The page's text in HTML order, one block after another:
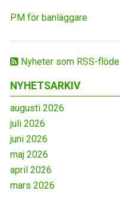
Nyheter som RSS-flöde
NYHETSARKIV
augusti 2026
juli 2026
juni 2026
maj 2026
april 2026
mars 2026
PM för banläggare